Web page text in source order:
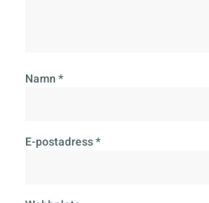
Namn*
E-postadress*